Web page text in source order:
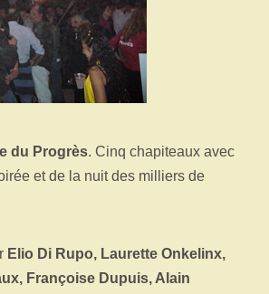
du Progrès. Cinq chapiteaux avec
et de la nuit des milliers de
Elio Di Rupo, Laurette Onkelinx,
Françoise Dupuis, Alain